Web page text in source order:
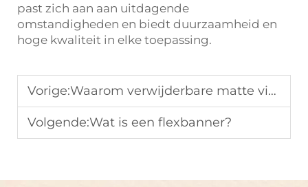
past zich aan aan uitdagende
omstandigheden en biedt duurzaamheid en
hoge kwaliteit in elke toepassing.
Vorige:Waarom verwijderbare matte vinyl de beste keuze is voor evenementenplanners
Volgende:Wat is een flexbanner?